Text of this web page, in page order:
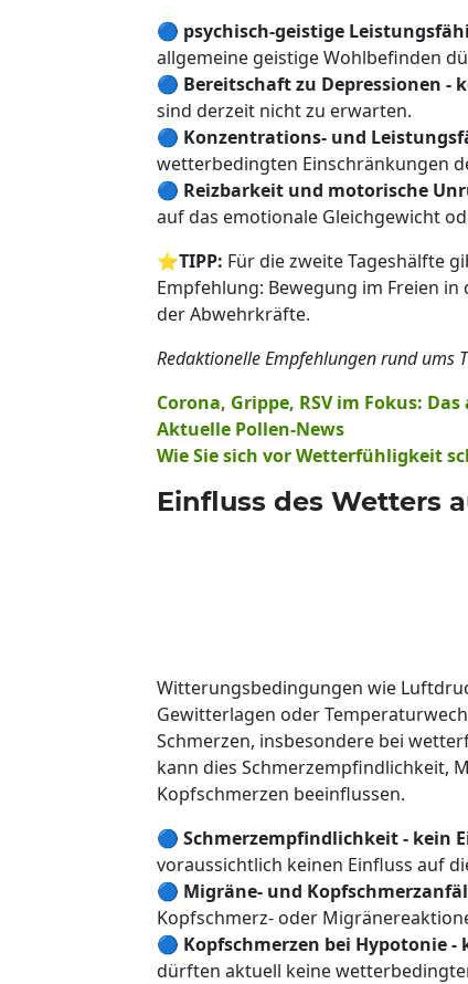
🔵 psychisch-geistige
allgemeine geistige Wohlbefinden
🔵 Bereitschaft zu Depressionen -
sind derzeit nicht zu erwarten.
🔵 Konzentrations- und
wetterbedingten Einschränkungen
🔵 Reizbarkeit und motorische
auf das emotionale Gleichgewicht
⭐TIPP: Für die zweite Tageshälfte
Empfehlung: Bewegung im Freien
der Abwehrkräfte.
Redaktionelle Empfehlungen rund ums
Corona, Grippe, RSV im Fokus:
Aktuelle Pollen-News
Wie Sie sich vor Wetterfühligkeit
Einfluss des Wetters
Witterungsbedingungen wie
Gewitterlagen oder
Schmerzen, insbesondere bei
kann dies Schmerzempfindlichkeit,
Kopfschmerzen beeinflussen.
🔵 Schmerzempfindlichkeit - kein
voraussichtlich keinen Einfluss auf
🔵 Migräne- und
Kopfschmerz- oder
🔵 Kopfschmerzen bei Hypotonie -
dürften aktuell keine